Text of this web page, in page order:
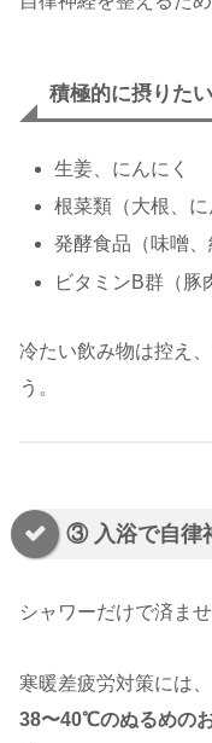
積極的に摂りた
生姜、にんにく
根菜類（大根、に
発酵食品（味噌、
ビタミンB群（豚
冷たい飲み物は控え、
う。
③ 入浴で自律
シャワーだけで済ま
寒暖差疲労対策には、
38〜40℃のぬるめの